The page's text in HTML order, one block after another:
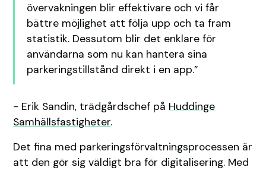
övervakningen blir effektivare och vi får
bättre möjlighet att följa upp och ta fram
statistik. Dessutom blir det enklare för
användarna som nu kan hantera sina
parkeringstillstånd direkt i en app.”
- Erik Sandin, trädgårdschef på Huddinge
Samhällsfastigheter.
Det fina med parkeringsförvaltningsprocessen är
att den gör sig väldigt bra för digitalisering. Med